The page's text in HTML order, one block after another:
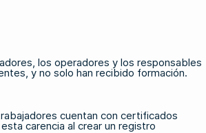
los operadores y los responsables
y no solo han recibido formación.
cuentan con certificados
carencia al crear un registro